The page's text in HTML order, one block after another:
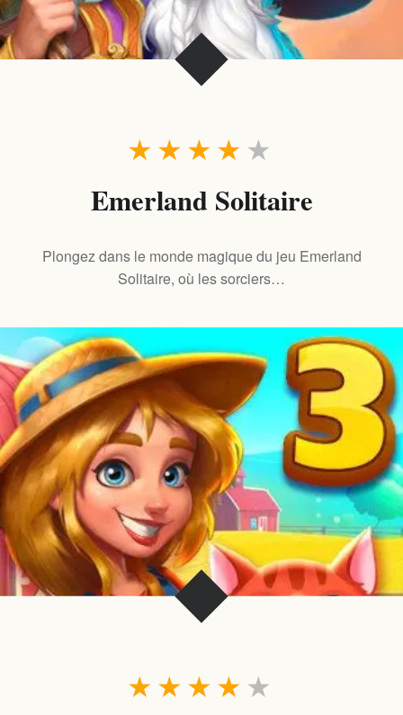
★
★
★
★
★
Emerland Solitaire
Plongez dans le monde magique du jeu Emerland
Solitaire, où les sorciers…
★
★
★
★
★